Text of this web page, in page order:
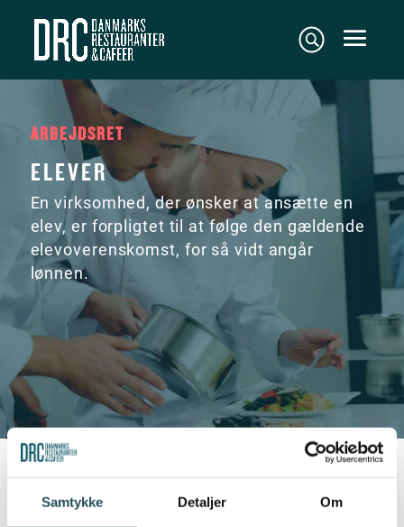
Samtykke Detaljer Om
ARBEJDSRET
ELEVER
En virksomhed, der ønsker at ansætte en
elev, er forpligtet til at følge den gældende
elevoverenskomst, for så vidt angår
lønnen.
ARBEJDSRET